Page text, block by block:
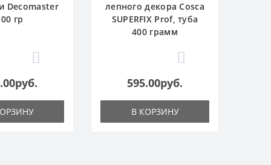
Decomaster
гр
лепного декора Cosca
SUPERFIX Prof, туба
400 грамм
595.00руб.
В КОРЗИНУ